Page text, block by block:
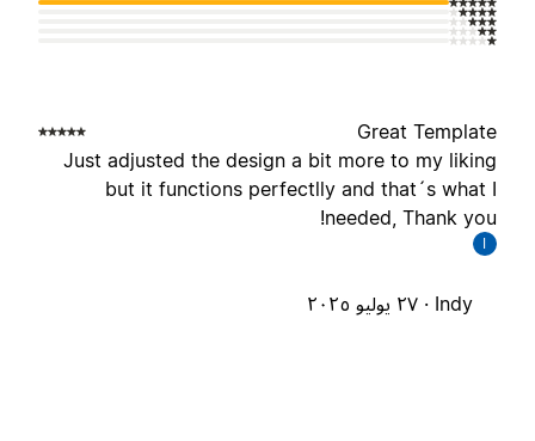
Great
Just adjusted the design a bit more to my
but it functions perfectlly and that´s what
needed, Thank
٢٧ يوليو ٢٠٢٥